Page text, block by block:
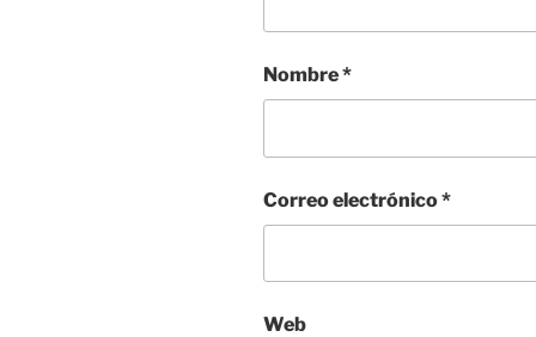
Nombre*
Correo electrónico*
Web